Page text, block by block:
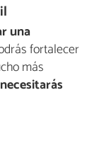
una
fortalecer
más
necesitarás